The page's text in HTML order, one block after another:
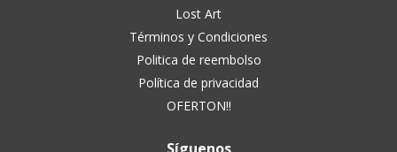
Lost Art
Términos y Condiciones
Politica de reembolso
Política de privacidad
OFERTON!!